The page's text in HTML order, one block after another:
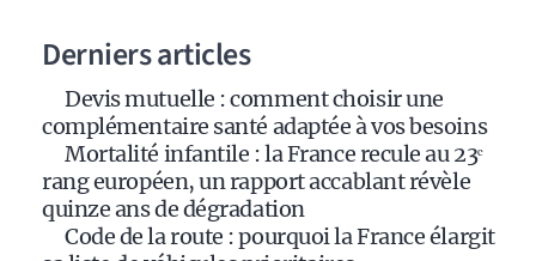
Derniers articles
Devis mutuelle : comment choisir une
complémentaire santé adaptée à vos besoins
Mortalité infantile : la France recule au 23ᵉ
rang européen, un rapport accablant révèle
quinze ans de dégradation
Code de la route : pourquoi la France élargit